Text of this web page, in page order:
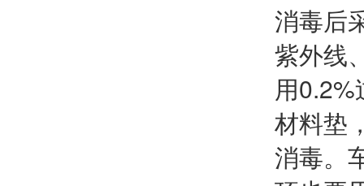
消毒后
紫外线
用
材料垫
消毒。